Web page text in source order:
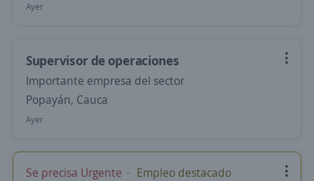
Ayer
Supervisor de operaciones
Importante empresa del sector
Popayán, Cauca
Ayer
Se precisa Urgente Empleo destacado